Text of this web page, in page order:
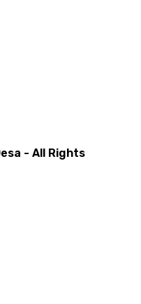
- All Rights